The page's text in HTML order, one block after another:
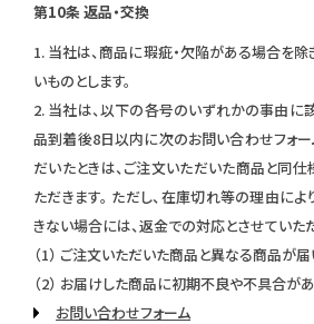
第10条 返品・交換
1. 当社は、商品に瑕疵・欠陥がある場合を除
いものとします。
2. 当社は、以下の各号のいずれかの事由に
品到着後8日以内に次のお問い合わせフォ
だいたときは、ご注文いただいた商品と同
ただきます。 ただし、在庫切れ等の理由に
きない場合には、返金での対応とさせていただ
（1） ご注文いただいた商品と異なる商品が
（2） お届けした商品に初期不良や不具合が
お問い合わせフォーム